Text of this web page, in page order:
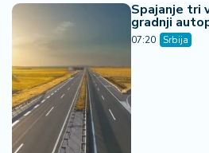
Spajanje tri
gradnji
07:20 Srbija